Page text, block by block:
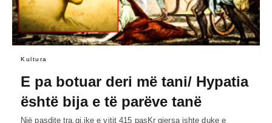
Kultura
E pa botuar deri më tani/ Hypatia
është bija e të parëve tanë
Një pasdite tra.gj.ike e vitit 415 pasKr gjersa ishte duke e